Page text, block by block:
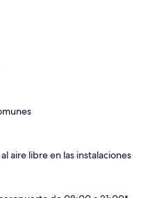
aire libre en las instalaciones